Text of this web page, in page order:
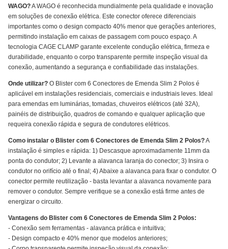
WAGO?A WAGO é reconhecida mundialmente pela qualidade e inovação
em soluções de conexão elétrica. Este conector oferece diferenciais
importantes como o design compacto 40% menor que gerações anteriores,
permitindo instalação em caixas de passagem com pouco espaço. A
tecnologia CAGE CLAMP garante excelente condução elétrica, firmeza e
durabilidade, enquanto o corpo transparente permite inspeção visual da
conexão, aumentando a segurança e confiabilidade das instalações.
Onde utilizar? O Blister com 6 Conectores de Emenda Slim 2 Polos é
aplicável em instalações residenciais, comerciais e industriais leves. Ideal
para emendas em luminárias, tomadas, chuveiros elétricos (até 32A),
painéis de distribuição, quadros de comando e qualquer aplicação que
requeira conexão rápida e segura de condutores elétricos.
Como instalar o Blister com 6 Conectores de Emenda Slim 2 Polos?A
instalação é simples e rápida: 1) Descasque aproximadamente 11mm da
ponta do condutor; 2) Levante a alavanca laranja do conector; 3) Insira o
condutor no orifício até o final; 4) Abaixe a alavanca para fixar o condutor. O
conector permite reutilização - basta levantar a alavanca novamente para
remover o condutor. Sempre verifique se a conexão está firme antes de
energizar o circuito.
Vantagens do Blister com 6 Conectores de Emenda Slim 2 Polos:
- Conexão sem ferramentas - alavanca prática e intuitiva;
- Design compacto e 40% menor que modelos anteriores;